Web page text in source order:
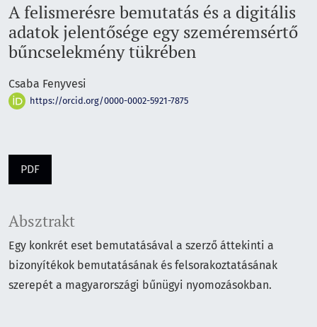
A felismerésre bemutatás és a digitális
adatok jelentősége egy szeméremsértő
bűncselekmény tükrében
Csaba Fenyvesi
https://orcid.org/0000-0002-5921-7875
PDF
Absztrakt
Egy konkrét eset bemutatásával a szerző áttekinti a
bizonyítékok bemutatásának és felsorakoztatásának
szerepét a magyarországi bűnügyi nyomozásokban.